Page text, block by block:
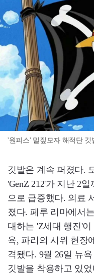
'원피스' 밀짚모자 해적단 깃
깃발은 계속 퍼졌다.
'GenZ 212'가 지난 2
으로 급증했다. 의료
졌다. 페루 리마에서
대하는 'Z세대 행진'
욕, 파리의 시위 현장
격됐다. 9월 26일 뉴
깃발을 착용하고 있었